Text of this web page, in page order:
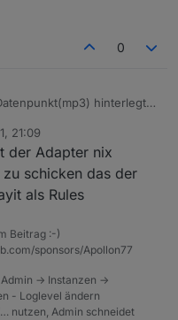
0
hinterlegt
jedem "Furz" gleich ein
erst mal
"Bedienungsfehler"
21:09
der Adapter nix
schicken das der
als Rules
Beitrag :-)
sponsors/Apollon77
-> Instanzen ->
- Loglevel ändern
nutzen, Admin schneidet